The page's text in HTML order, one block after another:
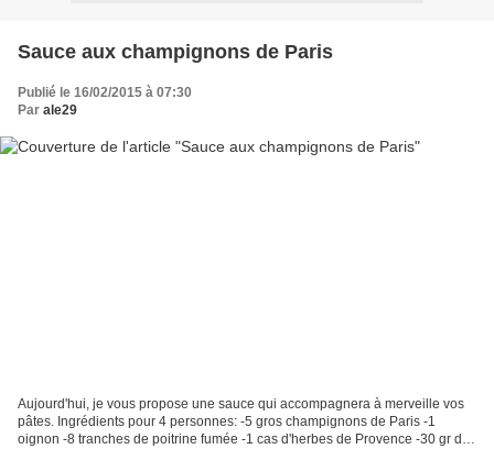
Sauce aux champignons de Paris
Publié le 16/02/2015 à 07:30
Par ale29
Aujourd'hui, je vous propose une sauce qui accompagnera à merveille vos
pâtes. Ingrédients pour 4 personnes: -5 gros champignons de Paris -1
oignon -8 tranches de poitrine fumée -1 cas d'herbes de Provence -30 gr de